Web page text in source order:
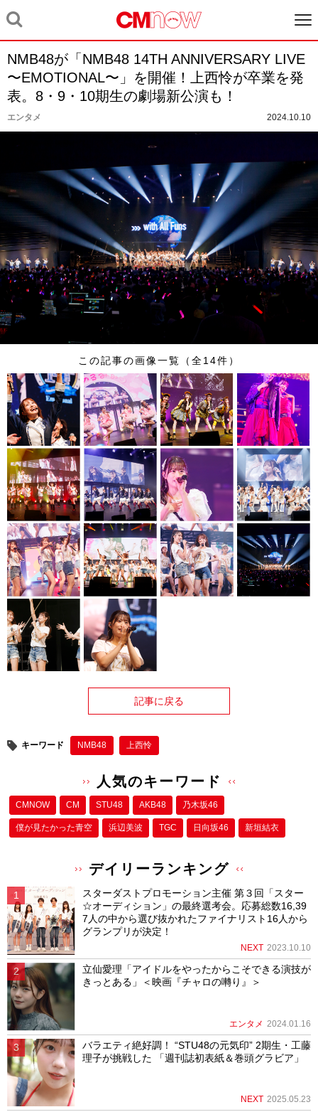
NMB48が「NMB48 14TH ANNIVERSARY LIVE
〜EMOTIONAL〜」を開催！上西怜が卒業を発
表。8・9・10期生の劇場新公演も！
エンタメ 2024.10.10
この記事の画像一覧（全14件）
記事に戻る
キーワード NMB48 上西怜
人気のキーワード
CMNOW CM STU48 AKB48 乃木坂46
僕が⾒たかった⻘空 浜辺美波 TGC 日向坂46 新垣結衣
デイリーランキング
スターダストプロモーション主催 第３回「スター
☆オーディション」の最終選考会。応募総数16,39
7人の中から選び抜かれたファイナリスト16人から
グランプリが決定！
NEXT 2023.10.10
立仙愛理「アイドルをやったからこそできる演技が
きっとある」＜映画『チャロの囀り』＞
エンタメ 2024.01.16
バラエティ絶好調！ “STU48の元気印” 2期生・工藤
理子が挑戦した 「週刊誌初表紙＆巻頭グラビア」
NEXT 2025.05.23